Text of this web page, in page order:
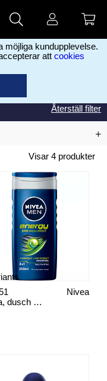
möjliga kundupplevelse.
att cookies
Återställ filter
Visar 4 produkter
Nivea, dusch creme
Nivea